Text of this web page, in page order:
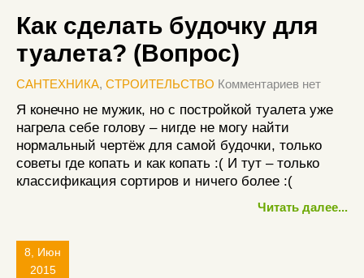
Как сделать будочку для
туалета? (Вопрос)
САНТЕХНИКА, СТРОИТЕЛЬСТВО Комментариев нет
Я конечно не мужик, но с постройкой туалета уже
нагрела себе голову – нигде не могу найти
нормальный чертёж для самой будочки, только
советы где копать и как копать :( И тут – только
классификация сортиров и ничего более :(
Читать далее...
8, Июн
2015